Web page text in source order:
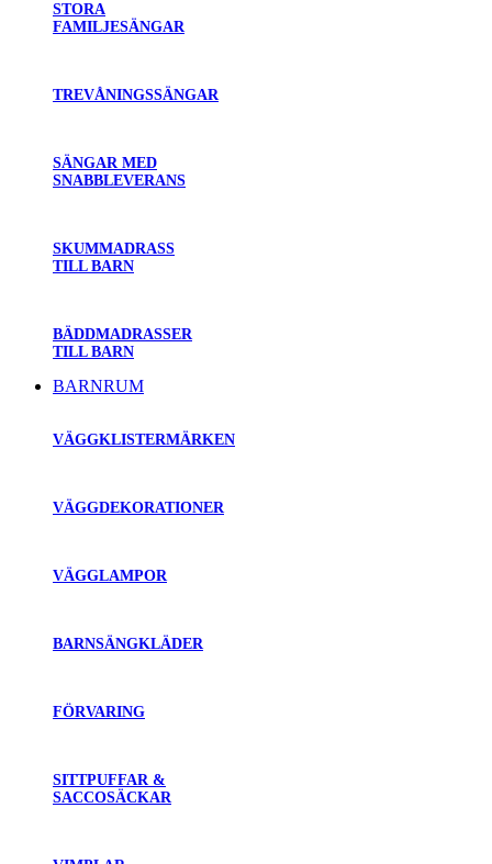
STORA
FAMILJESÄNGAR
TREVÅNINGSSÄNGAR
SÄNGAR MED
SNABBLEVERANS
SKUMMADRASS
TILL BARN
BÄDDMADRASSER
TILL BARN
BARNRUM
VÄGGKLISTERMÄRKEN
VÄGGDEKORATIONER
VÄGGLAMPOR
BARNSÄNGKLÄDER
FÖRVARING
SITTPUFFAR &
SACCOSÄCKAR